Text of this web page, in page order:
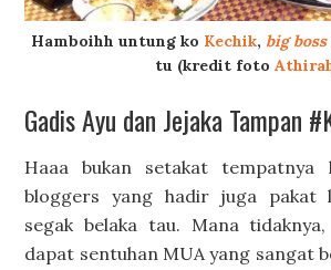
Hamboihh untung ko Kechik, big boss
tu (kredit foto
Gadis Ayu dan Jejaka Tampan
Haaa bukan setakat
bloggers yang hadir juga pakat
segak belaka tau. Mana
dapat sentuhan MUA yang sangat